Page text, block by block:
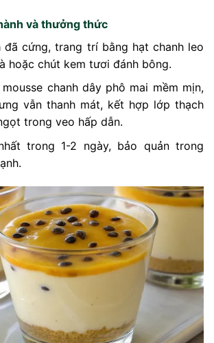
và thưởng thức
đã cứng, trang trí bằng hạt chanh leo
hoặc chút kem tươi đánh bông.
mousse chanh dây phô mai mềm mịn,
vẫn thanh mát, kết hợp lớp thạch
trong veo hấp dẫn.
trong 1-2 ngày, bảo quản trong